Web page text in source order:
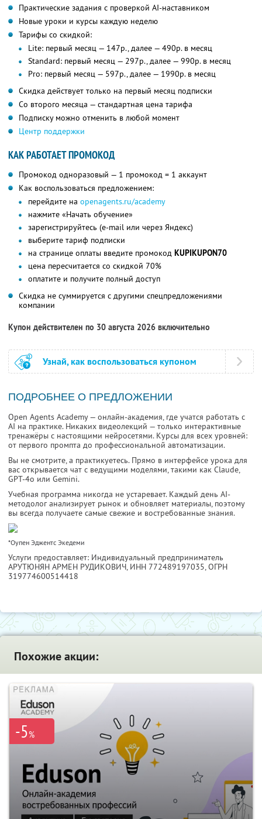
Практические задания с проверкой AI-наставником
Новые уроки и курсы каждую неделю
Тарифы со скидкой:
Lite: первый месяц — 147р., далее — 490р. в месяц
Standard: первый месяц — 297р., далее — 990р. в месяц
Pro: первый месяц — 597р., далее — 1990р. в месяц
Скидка действует только на первый месяц подписки
Со второго месяца — стандартная цена тарифа
Подписку можно отменить в любой момент
Центр поддержки
КАК РАБОТАЕТ ПРОМОКОД
Промокод одноразовый — 1 промокод = 1 аккаунт
Как воспользоваться предложением:
перейдите на openagents.ru/academy
нажмите «Начать обучение»
зарегистрируйтесь (e-mail или через Яндекс)
выберите тариф подписки
на странице оплаты введите промокод KUPIKUPON70
цена пересчитается со скидкой 70%
оплатите и получите полный доступ
Скидка не суммируется с другими спецпредложениями
компании
Купон действителен по 30 августа 2026 включительно
Узнай, как воспользоваться купоном
ПОДРОБНЕЕ О ПРЕДЛОЖЕНИИ
Open Agents Academy — онлайн-академия, где учатся работать с
AI на практике. Никаких видеолекций — только интерактивные
тренажёры с настоящими нейросетями. Курсы для всех уровней:
от первого промпта до профессиональной автоматизации.
Вы не смотрите, а практикуетесь. Прямо в интерфейсе урока для
вас открывается чат с ведущими моделями, такими как Claude,
GPT-4o или Gemini.
Учебная программа никогда не устаревает. Каждый день AI-
методолог анализирует рынок и обновляет материалы, поэтому
вы всегда получаете самые свежие и востребованные знания.
*Оупен Эджентс Экедеми
Услуги предоставляет: Индивидуальный предприниматель
АРУТЮНЯН АРМЕН РУДИКОВИЧ, ИНН 772489197035, ОГРН
319774600514418
Похожие акции:
-5%